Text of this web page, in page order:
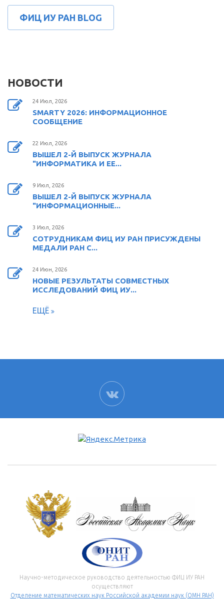
ФИЦ ИУ РАН BLOG
НОВОСТИ
24 Июл, 2026
SMARTY 2026: ИНФОРМАЦИОННОЕ
СООБЩЕНИЕ
22 Июл, 2026
ВЫШЕЛ 2-Й ВЫПУСК ЖУРНАЛА
"ИНФОРМАТИКА И ЕЕ...
9 Июл, 2026
ВЫШЕЛ 2-Й ВЫПУСК ЖУРНАЛА
"ИНФОРМАЦИОННЫЕ...
3 Июл, 2026
СОТРУДНИКАМ ФИЦ ИУ РАН ПРИСУЖДЕНЫ
МЕДАЛИ РАН С...
24 Июн, 2026
НОВЫЕ РЕЗУЛЬТАТЫ СОВМЕСТНЫХ
ИССЛЕДОВАНИЙ ФИЦ ИУ...
ЕЩЁ
ВК
Научно-методическое руководство деятельностью ФИЦ ИУ РАН
осуществляют
Отделение математических наук Российской академии наук (ОМН РАН)